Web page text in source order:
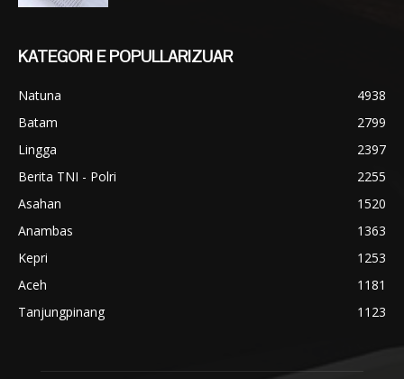
KATEGORI E POPULLARIZUAR
Natuna
4938
Batam
2799
Lingga
2397
Berita TNI - Polri
2255
Asahan
1520
Anambas
1363
Kepri
1253
Aceh
1181
Tanjungpinang
1123